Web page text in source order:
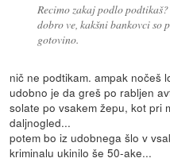
Recimo zakaj podlo
dobro ve, kakšni bankovci so
gotovino.
nič ne podtikam. ampak nočeš
udobno je da greš po rabljen
solate po vsakem žepu, kot pri
daljnogled...
potem bo iz udobnega šlo v
kriminalu ukinilo še 50-ake...